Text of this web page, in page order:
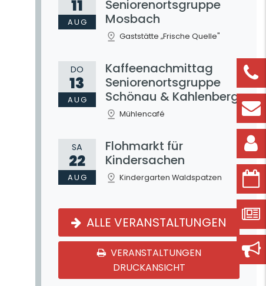
11
AUG
Seniorenortsgruppe
Mosbach
Gaststätte „Frische Quelle"
DO
13
AUG
Kaffeenachmittag
Seniorenortsgruppe
Schönau & Kahlenberg
Mühlencafé
SA
22
AUG
Flohmarkt für
Kindersachen
Kindergarten Waldspatzen
ALLE VERANSTALTUNGEN
VERANSTALTUNGEN
DRUCKANSICHT